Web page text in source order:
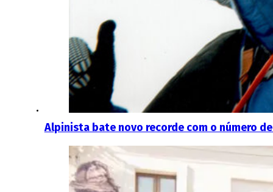
Alpinista bate novo recorde com o número